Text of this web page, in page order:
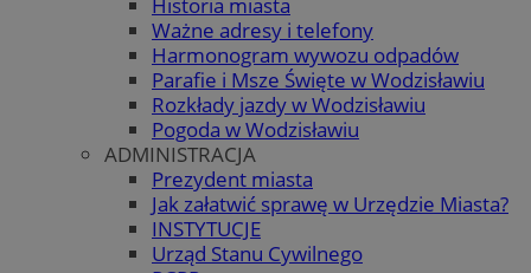
Ważne adresy i telefony
Harmonogram wywozu odpadów
Parafie i Msze Święte w Wodzisławiu
Rozkłady jazdy w Wodzisławiu
Pogoda w Wodzisławiu
ADMINISTRACJA
Prezydent miasta
Jak załatwić sprawę w Urzędzie Miasta?
INSTYTUCJE
Urząd Stanu Cywilnego